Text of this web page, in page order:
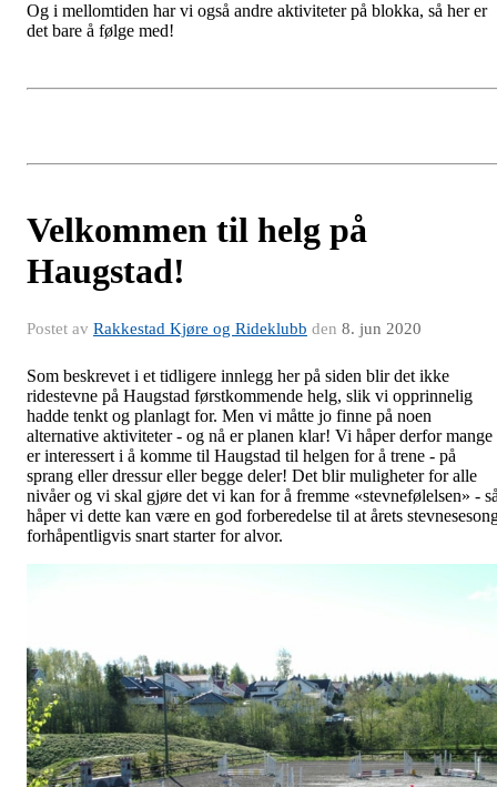
Og i mellomtiden har vi også andre aktiviteter på blokka, så her er
det bare å følge med!
Velkommen til helg på
Haugstad!
Postet av Rakkestad Kjøre og Rideklubb den 8. jun 2020
Som beskrevet i et tidligere innlegg her på siden blir det ikke
ridestevne på Haugstad førstkommende helg, slik vi opprinnelig
hadde tenkt og planlagt for. Men vi måtte jo finne på noen
alternative aktiviteter - og nå er planen klar! Vi håper derfor mange
er interessert i å komme til Haugstad til helgen for å trene - på
sprang eller dressur eller begge deler! Det blir muligheter for alle
nivåer og vi skal gjøre det vi kan for å fremme «stevnefølelsen» -
håper vi dette kan være en god forberedelse til at årets
forhåpentligvis snart starter for alvor.